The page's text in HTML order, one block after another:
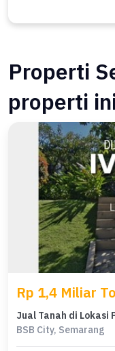
Properti
properti
Rp 1,4 Miliar
BSB City, Semarang